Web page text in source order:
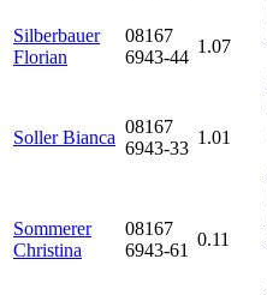
Silberbauer
Florian
08167
6943-44
1.07
Soller Bianca
08167
6943-33
1.01
Sommerer
Christina
08167
6943-61
0.11